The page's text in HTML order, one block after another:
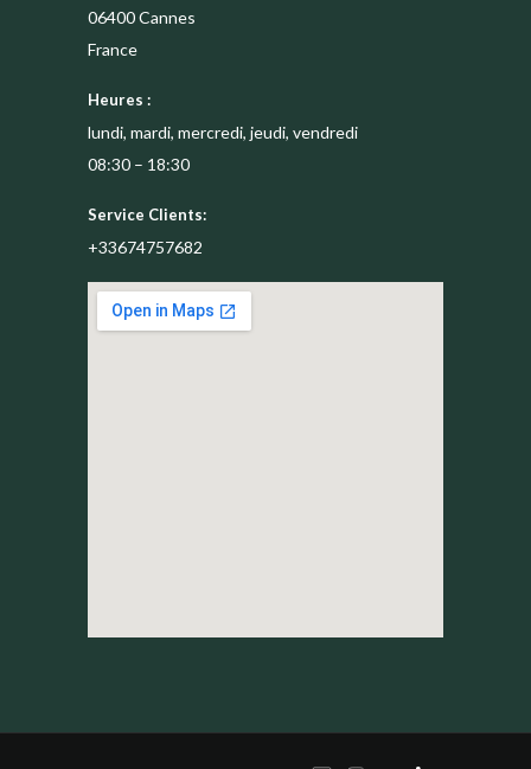
06400Cannes
France
Heures :
lundi, mardi, mercredi, jeudi, vendredi
08:30 – 18:30
Service Clients:
+33674757682